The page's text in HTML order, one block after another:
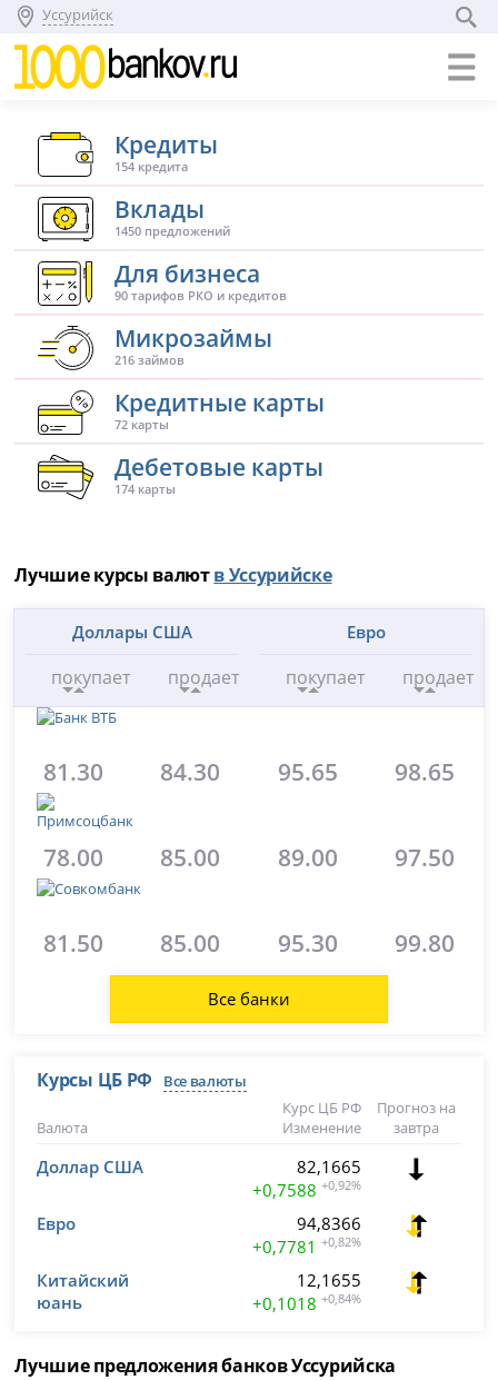
Уссурийск
Кредиты
154 кредита
Вклады
1450 предложений
Для бизнеса
90 тарифов РКО и кредитов
Микрозаймы
216 займов
Кредитные карты
72 карты
Дебетовые карты
174 карты
Лучшие курсы валютв Уссурийске
Доллары США
покупает продает
Евро
покупает продает
81.30 84.30 95.65 98.65
78.00 85.00 89.00 97.50
81.50 85.00 95.30 99.80
Все банки
Курсы ЦБ РФ Все валюты
Валюта
Курс ЦБ РФ
Изменение
Прогноз на
завтра
Доллар США
82,1665
+0,7588 +0,92%
Евро
94,8366
+0,7781 +0,82%
Китайский
юань
12,1655
+0,1018 +0,84%
Лучшие предложения банков Уссурийска